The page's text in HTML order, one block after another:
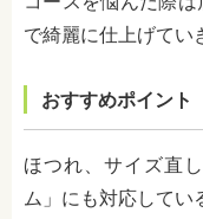
で綺麗に仕上げてい
おすすめポイント
ほつれ、サイズ直
ム」にも対応してい